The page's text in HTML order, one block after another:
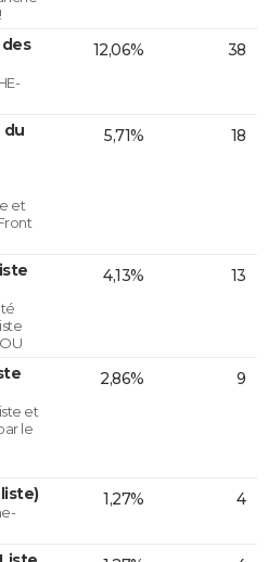
des
12,06% 38
du
et
5,71% 18
4,13% 13
et
le
2,86% 9
1,27% 4